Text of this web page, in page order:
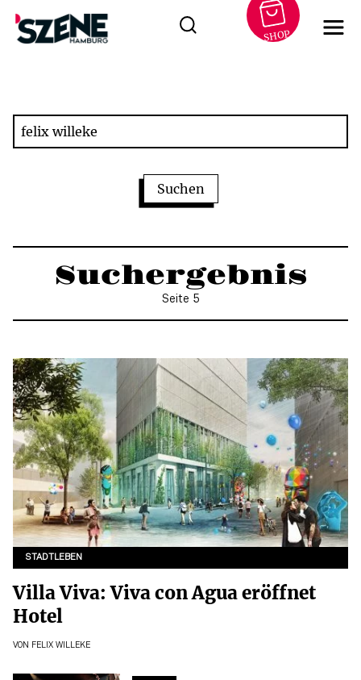
SHOP
Suchergebnis
Seite 5
STADTLEBEN
Villa Viva: Viva con Agua eröffnet
Hotel
VON FELIX WILLEKE